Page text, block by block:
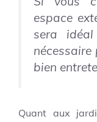
espace
sera
nécessaire
bien
Quant aux